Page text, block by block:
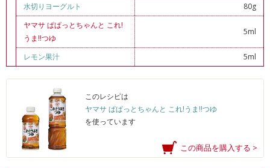
水切りヨーグルト
80g
ヤマサ ぱぱっとちゃんと これ!
うま!!つゆ
5ml
レモン果汁 5ml
このレシピは
ヤマサ ぱぱっとちゃんと これ!うま!!つゆ
を使っています
この商品を購入する >